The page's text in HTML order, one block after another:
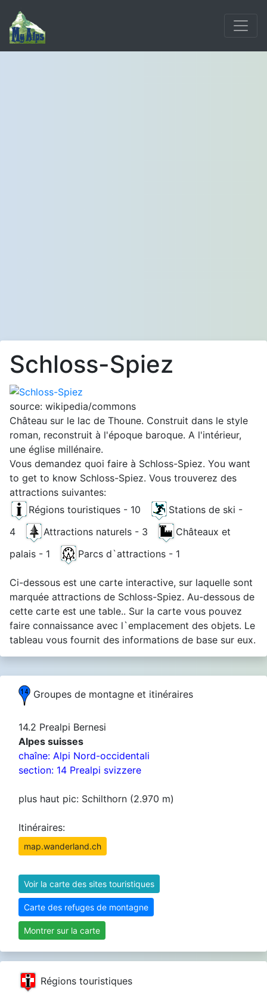
Schloss-Spiez
source: wikipedia/commons
Château sur le lac de Thoune. Construit dans le style
roman, reconstruit à l'époque baroque. A l'intérieur,
une église millénaire.
Vous demandez quoi faire à Schloss-Spiez. You want
to get to know Schloss-Spiez. Vous trouverez des
attractions suivantes:
Régions touristiques - 10
Stations de ski -
4
Attractions naturels - 3
Châteaux et
palais - 1
Parcs d`attractions - 1
Ci-dessous est une carte interactive, sur laquelle sont
marquée attractions de Schloss-Spiez. Au-dessous de
cette carte est une table.. Sur la carte vous pouvez
faire connaissance avec l`emplacement des objets. Le
tableau vous fournit des informations de base sur eux.
Groupes de montagne et itinéraires
14.2 Prealpi Bernesi
Alpes suisses
chaîne: Alpi Nord-occidentali
section: 14 Prealpi svizzere
plus haut pic: Schilthorn (2.970 m)
Itinéraires:
map.wanderland.ch
Voir la carte des sites touristiques
Carte des refuges de montagne
Montrer sur la carte
Régions touristiques